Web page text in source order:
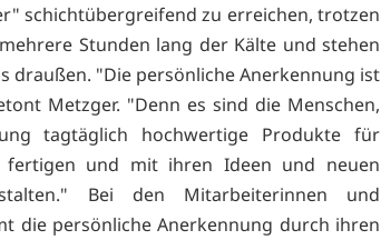
schichtübergreifend zu erreichen, trotzen
Stunden lang der Kälte und stehen
draußen. "Die persönliche Anerkennung ist
Metzger. "Denn es sind die Menschen,
tagtäglich hochwertige Produkte für
fertigen und mit ihren Ideen und neuen
Bei den Mitarbeiterinnen und
die persönliche Anerkennung durch ihren